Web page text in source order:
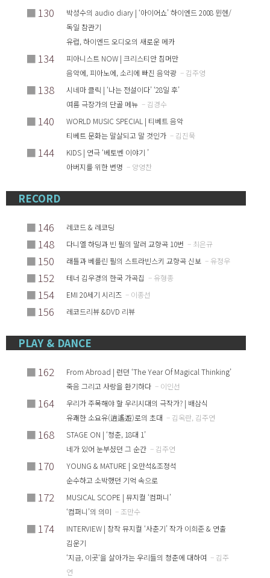
■ 130
박성수의 audio diary | ‘아이어쇼’ 하이엔드 2008 뮌헨/
독일 참관기
유럽, 하이엔드 오디오의 새로운 메카
■ 134
피아니스트 NOW | 크리스티안 침머만
음악에, 피아노에, 소리에 빠진 음악광 – 김주영
■ 138
시네마 클릭 | ‘나는 전설이다’ ‘28일 후’
여름 극장가의 단골 메뉴 – 김경수
■ 140
WORLD MUSIC SPECIAL | 티베트 음악
티베트 문화는 말살되고 말 것인가 – 김진묵
■ 144
KIDS | 연극 ‘베토벤 이야기 ’
아버지를 위한 변명 – 양영찬
RECORD
■ 146 레코드 & 레코딩
■ 148 다니엘 하딩과 빈 필의 말러 교향곡 10번 – 최은규
■ 150 래틀과 베를린 필의 스트라빈스키 교향곡 신보 – 유정우
■ 152 테너 김우경의 한국 가곡집 – 유형종
■ 154 EMI 20세기 시리즈 – 이종선
■ 156 레코드리뷰 &DVD 리뷰
PLAY & DANCE
■ 162
From Abroad | 런던 ‘The Year Of Magical Thinking’
죽음 그리고 사랑을 환기하다 – 이인선
■ 164
우리가 주목해야 할 우리시대의 극작가? | 배삼식
유쾌한 소요유(逍遙遊)로의 초대 – 김옥란, 김주연
■ 168
STAGE ON | ‘청춘, 18대 1’
네가 있어 눈부셨던 그 순간 – 김주연
■ 170
YOUNG & MATURE | 오만석&조정석
순수하고 소박했던 기억 속으로
■ 172
MUSICAL SCOPE | 뮤지컬 ‘컴퍼니’
‘컴퍼니’의 의미 – 조만수
■ 174
INTERVIEW | 창작 뮤지컬 ‘사춘기’ 작가 이희준 & 연출
김운기
‘지금, 이곳‘을 살아가는 우리들의 청춘에 대하여 – 김주
연